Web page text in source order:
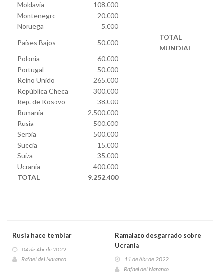
Moldavia
108.000
Montenegro
20.000
Noruega
5.000
Países Bajos
50.000
TOTAL
MUNDIAL
Polonia
60.000
Portugal
50.000
Reino Unido
265.000
República Checa
300.000
Rep. de Kosovo
38.000
Rumanía
2.500.000
Rusia
500.000
Serbia
500.000
Suecia
15.000
Suiza
35.000
Ucrania
400.000
TOTAL
9.252.400
Rusia hace temblar
04 de Abr de 2022
Rafael del Naranco
Ramalazo desgarrado sobre
Ucrania
11 de Abr de 2022
Rafael del Naranco